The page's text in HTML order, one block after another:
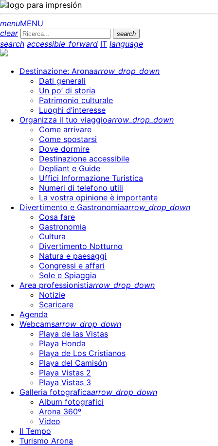
menuMENU
clear
search
search accessible_forward IT language
Destinazione: Aronaarrow_drop_down
Dati generali
Un po’ di storia
Patrimonio culturale
Luoghi d’interesse
Organizza il tuo viaggioarrow_drop_down
Come arrivare
Come spostarsi
Dove dormire
Destinazione accessibile
Depliant e Guide
Uffici Informazione Turistica
Numeri di telefono utili
La vostra opinione è importante
Divertimento e Gastronomiaarrow_drop_down
Cosa fare
Gastronomia
Cultura
Divertimento Notturno
Natura e paesaggi
Congressi e affari
Sole e Spiaggia
Area professionistiarrow_drop_down
Notizie
Scaricare
Agenda
Webcamsarrow_drop_down
Playa de las Vistas
Playa Honda
Playa de Los Cristianos
Playa del Camisón
Playa Vistas 2
Playa Vistas 3
Galleria fotograficaarrow_drop_down
Album fotografici
Arona 360º
Video
Il Tempo
Turismo Arona